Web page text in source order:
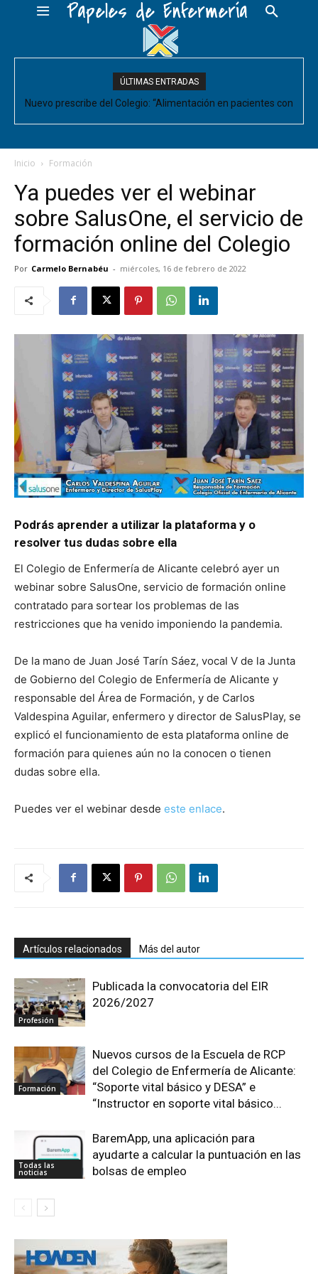
Papeles de Enfermería
ÚLTIMAS ENTRADAS
Nuevo prescribe del Colegio: “Alimentación en pacientes con
Inicio Formación
Ya puedes ver el webinar
sobre SalusOne, el servicio de
formación online del Colegio
Por Carmelo Bernabéu - miércoles, 16 de febrero de 2022
Podrás aprender a utilizar la plataforma y o
resolver tus dudas sobre ella
El Colegio de Enfermería de Alicante celebró ayer un
webinar sobre SalusOne, servicio de formación online
contratado para sortear los problemas de las
restricciones que ha venido imponiendo la pandemia.
De la mano de Juan José Tarín Sáez, vocal V de la Junta
de Gobierno del Colegio de Enfermería de Alicante y
responsable del Área de Formación, y de Carlos
Valdespina Aguilar, enfermero y director de SalusPlay, se
explicó el funcionamiento de esta plataforma online de
formación para quienes aún no la conocen o tienen
dudas sobre ella.
Puedes ver el webinar desde este enlace.
Artículos relacionados Más del autor
Profesión
Publicada la convocatoria del EIR
2026/2027
Formación
Nuevos cursos de la Escuela de RCP
del Colegio de Enfermería de Alicante:
“Soporte vital básico y DESA” e
“Instructor en soporte vital básico...
Todas las
noticias
BaremApp, una aplicación para
ayudarte a calcular la puntuación en las
bolsas de empleo